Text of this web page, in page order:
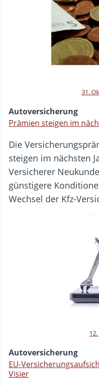
31.
Autoversicherung
Prämien steigen im
Die
steigen im nächsten
Versicherer
günstigere
Wechsel der Kfz-
Autoversicherung
EU-
Visier